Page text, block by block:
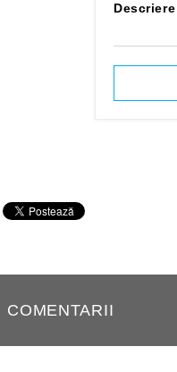
Canapele
Mobilă pentru
Ceainice
Descriere
COMENTARII